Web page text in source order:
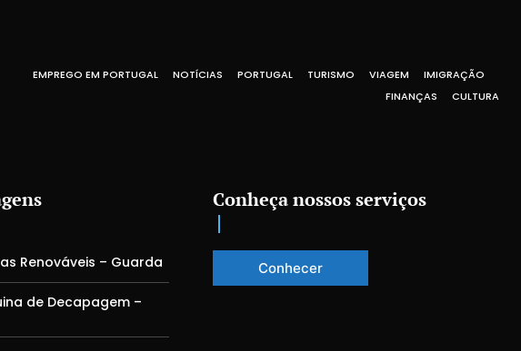
EMPREGO EM PORTUGAL NOTÍCIAS PORTUGAL TURISMO VIAGEM
IMIGRAÇÃO
FINANÇAS
CULTURA
Renováveis – Guarda
de Decapagem –
Conheça nossos serviços
Conhecer